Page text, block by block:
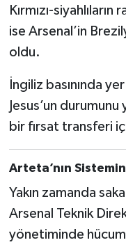
Kırmızı-
ise Arsenal’in
oldu.
İngiliz basınında
Jesus’un
bir fırsat transferi
Arteta’nın
Yakın zamanda
Arsenal Teknik
yönetiminde
Kadınlar
Formula 1
Hentbol